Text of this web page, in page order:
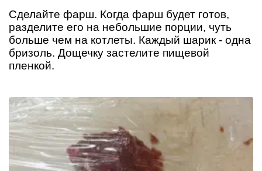
Сделайте фарш. Когда фарш будет готов,
разделите его на небольшие порции, чуть
больше чем на котлеты. Каждый шарик - одна
бризоль. Дощечку застелите пищевой
пленкой.